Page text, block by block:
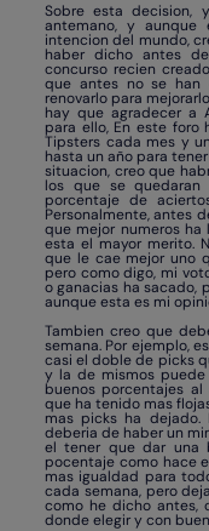
Sobre esta decision,
antemano, y
intencion del mundo,
haber dicho antes
concurso recien
que antes no se han
renovarlo para
hay que agradecer a
para ello, En este foro
Tipsters cada mes y
hasta un año para
situacion, creo que
los que se
porcentaje de
Personalmente, antes
que mejor numeros
esta el mayor merito.
que le cae mejor uno
pero como digo, mi
o ganacias ha sacado,
aunque esta es mi
Tambien creo que
semana. Por ejemplo,
casi el doble de picks
y la de mismos
buenos porcentajes
que ha tenido mas
mas picks ha dejado.
deberia de haber un
el tener que dar una
pocentaje como hace
mas igualdad para
cada semana, pero
como he dicho antes,
donde elegir y con